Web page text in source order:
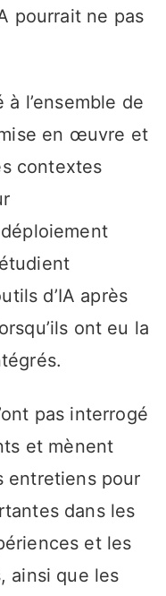
pourrait ne pas
l’ensemble de
en œuvre et
contextes
d’IA après
ont eu la
pas interrogé
et mènent
entretiens pour
dans les
et les
ainsi que les